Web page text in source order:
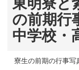
の前期行
中学校・
寮生の前期の行事写